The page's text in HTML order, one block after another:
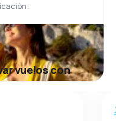
vuelos con